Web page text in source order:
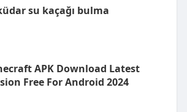
su kaçağı bulma
APK Download Latest
Free For Android 2024